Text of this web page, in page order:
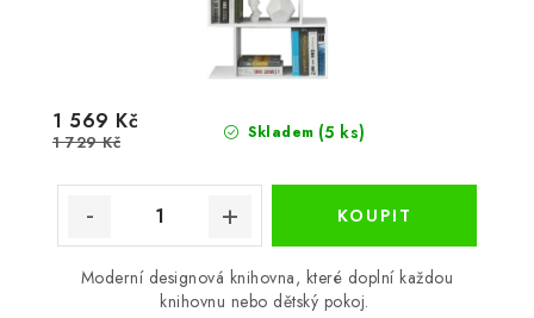
Skladem (5 ks)
1 569 Kč
1 729 Kč
Moderní designová knihovna, které doplní každou
knihovnu nebo dětský pokoj.